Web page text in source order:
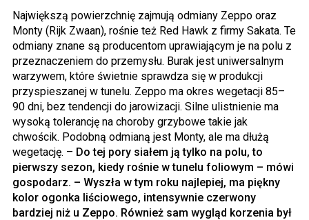
Największą powierzchnię zajmują odmiany Zeppo oraz
Monty (Rijk Zwaan), rośnie też Red Hawk z firmy Sakata. Te
odmiany znane są producentom uprawiającym je na polu z
przeznaczeniem do przemysłu. Burak jest uniwersalnym
warzywem, które świetnie sprawdza się w produkcji
przyspieszanej w tunelu. Zeppo ma okres wegetacji 85–
90 dni, bez tendencji do jarowizacji. Silne ulistnienie ma
wysoką tolerancję na choroby grzybowe takie jak
chwościk. Podobną odmianą jest Monty, ale ma dłużą
wegetację. – Do tej pory siałem ją tylko na polu, to
pierwszy sezon, kiedy rośnie w tunelu foliowym – mówi
gospodarz. – Wyszła w tym roku najlepiej, ma piękny
kolor ogonka liściowego, intensywnie czerwony
bardziej niż u Zeppo. Również sam wygląd korzenia był